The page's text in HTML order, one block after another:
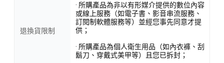
退換貨限制
· 所購產品為非以有形媒介提供的數位內容
或線上服務（如電子書、影音串流服務、
訂閱制軟體服務等）並經您事先同意才提
供；
· 所購產品為個人衛生用品（如內衣褲、刮
鬍刀、穿戴式美甲等）且您已拆封；